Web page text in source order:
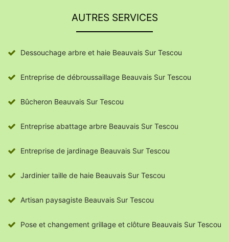
AUTRES SERVICES
Dessouchage arbre et haie Beauvais Sur Tescou
Entreprise de débroussaillage Beauvais Sur Tescou
Bûcheron Beauvais Sur Tescou
Entreprise abattage arbre Beauvais Sur Tescou
Entreprise de jardinage Beauvais Sur Tescou
Jardinier taille de haie Beauvais Sur Tescou
Artisan paysagiste Beauvais Sur Tescou
Pose et changement grillage et clôture Beauvais Sur Tescou